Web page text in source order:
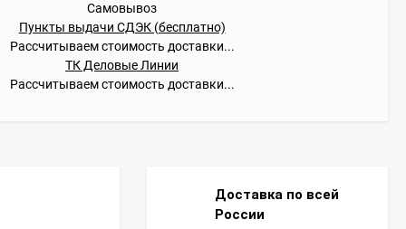
Самовывоз
Пункты выдачи СДЭК (бесплатно)
Рассчитываем стоимость доставки...
ТК Деловые Линии
Рассчитываем стоимость доставки...
Доставка по всей
России